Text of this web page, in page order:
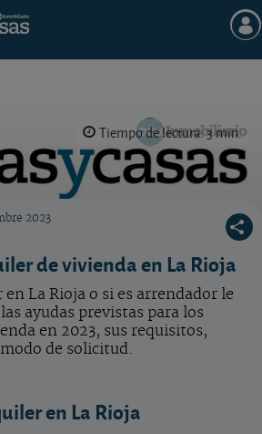
Tiempo de lectura: 3 min.
2023
de vivienda en La Rioja
La Rioja o si es arrendador le
ayudas previstas para los
en 2023, sus requisitos,
de solicitud.
en La Rioja